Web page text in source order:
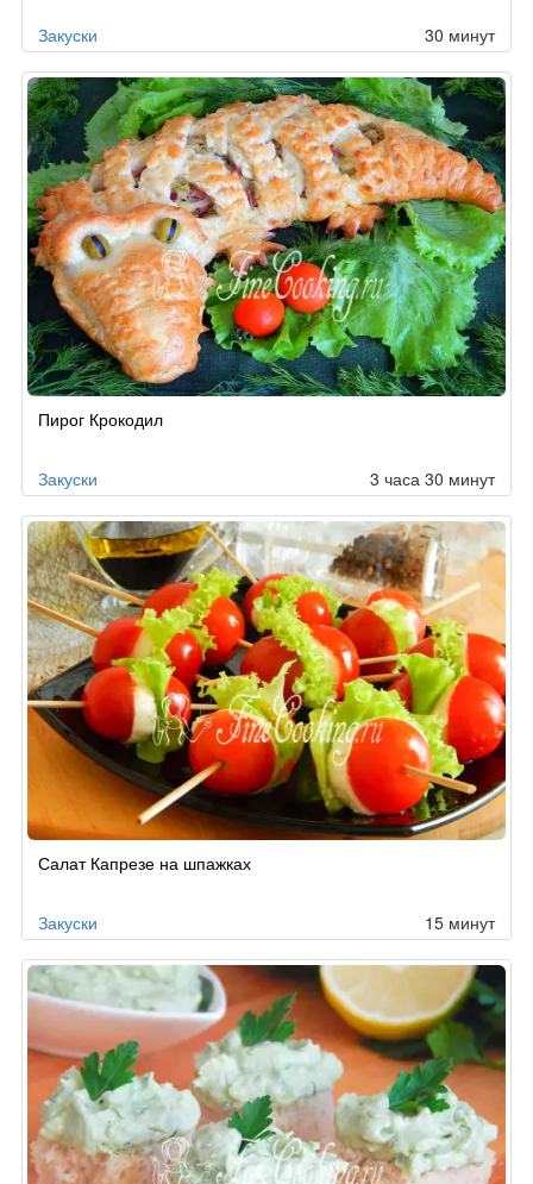
Закуски 30 минут
Пирог Крокодил
Закуски 3 часа 30 минут
Салат Капрезе на шпажках
Закуски 15 минут